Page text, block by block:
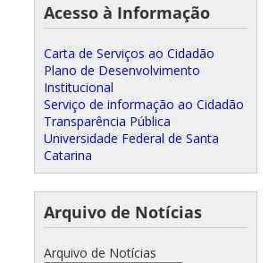
Acesso à Informação
Carta de Serviços ao Cidadão
Plano de Desenvolvimento
Institucional
Serviço de informação ao Cidadão
Transparência Pública
Universidade Federal de Santa
Catarina
Arquivo de Notícias
Arquivo de Notícias